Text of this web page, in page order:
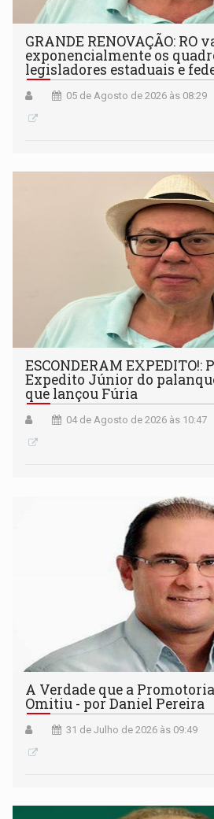
GRANDE RENOVAÇÃO: RO
exponencialmente os
legisladores estaduais e
05 de Agosto de 2026 às 08:29
ESCONDERAM EXPEDITO!:
Expedito Júnior do
que lançou Fúria
04 de Agosto de 2026 às 10:47
A Verdade que a
Omitiu - por Daniel Pereira
31 de Julho de 2026 às 09:49